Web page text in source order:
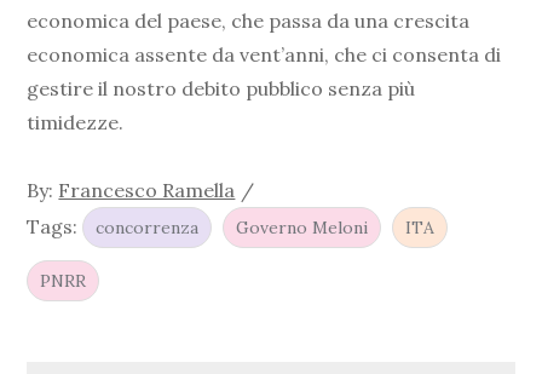
economica del paese, che passa da una crescita
economica assente da vent’anni, che ci consenta di
gestire il nostro debito pubblico senza più
timidezze.
By: Francesco Ramella
Tags:
concorrenza Governo Meloni ITA
PNRR